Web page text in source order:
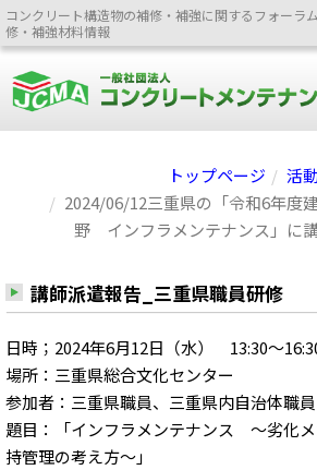
コンクリート構造物の補修・補強に関するフォーラ
修・補強材料情報
トップページ
活
2024/06/12三重県の「令和6年
野 インフラメンテナンス」に講
講師派遣報告_三重県職員研修
日時；2024年6月12日（水） 13:30～
場所：三重県総合文化センター
参加者：三重県職員、三重県内自治体職
題目：「インフラメンテナンス ～劣化
持管理の考え方～」